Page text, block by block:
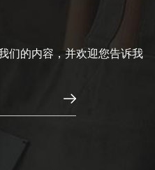
们的内容，并欢迎您告诉我